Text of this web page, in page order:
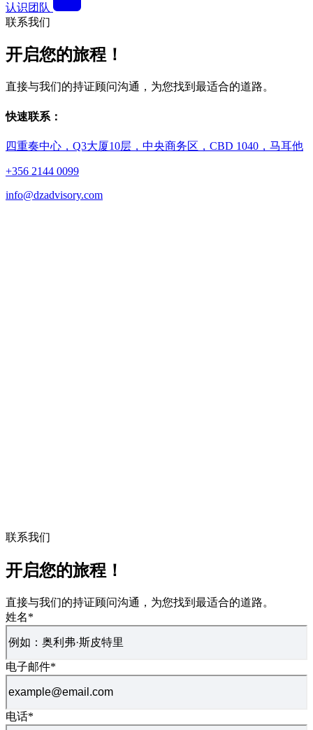
认识团队
联系我们
开启您的旅程！
直接与我们的持证顾问沟通，为您找到最适合的道路。
快速联系：
四重奏中心，Q3大厦10层，中央商务区，CBD 1040，马耳他
+356 2144 0099
info@dzadvisory.com
联系我们
开启您的旅程！
直接与我们的持证顾问沟通，为您找到最适合的道路。
姓名*
电子邮件*
电话*